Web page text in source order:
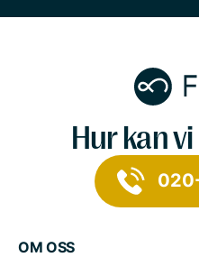
Hur kan
OM OSS